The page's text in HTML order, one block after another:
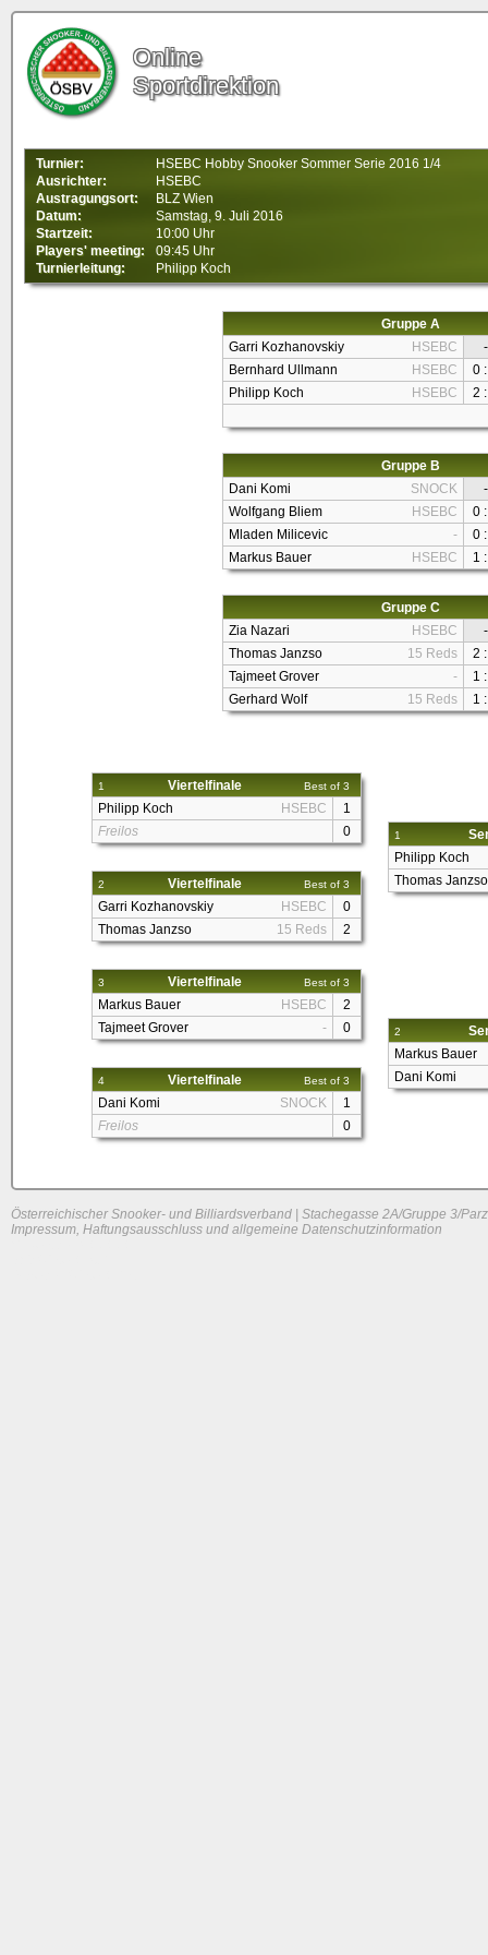
Online
Sportdirektion
Turnier:
HSEBC Hobby Snooker Sommer Serie 2016 1/4
Ausrichter:
HSEBC
Austragungsort:
BLZ Wien
Datum:
Samstag, 9. Juli 2016
Startzeit:
10:00 Uhr
Players' meeting:
09:45 Uhr
Turnierleitung:
Philipp Koch
Gruppe A
Garri Kozhanovskiy
HSEBC
-
Bernhard Ullmann
HSEBC
0
Philipp Koch
HSEBC 2
Gruppe B
Dani Komi
SNOCK
-
Wolfgang Bliem
HSEBC
0
Mladen Milicevic
-
0
Markus Bauer
HSEBC 1
Gruppe C
Zia Nazari
HSEBC
-
Thomas Janzso
15 Reds
2
Tajmeet Grover
-
1
Gerhard Wolf
15 Reds 1
1 Viertelfinale Best of 3
Philipp Koch HSEBC
1
Freilos
0
2 Viertelfinale Best of 3
Garri Kozhanovskiy HSEBC
0
Thomas Janzso
15 Reds 2
3 Viertelfinale Best of 3
Markus Bauer HSEBC
2
Tajmeet Grover
- 0
4 Viertelfinale Best of 3
Dani Komi SNOCK
1
Freilos
0
1
Philipp Koch
Thomas Janzso
2
Markus Bauer
Dani Komi
Österreichischer Snooker- und Billiardsverband | Stachegasse 2A/Gruppe 3/
Impressum, Haftungsausschluss und allgemeine Datenschutzinformation